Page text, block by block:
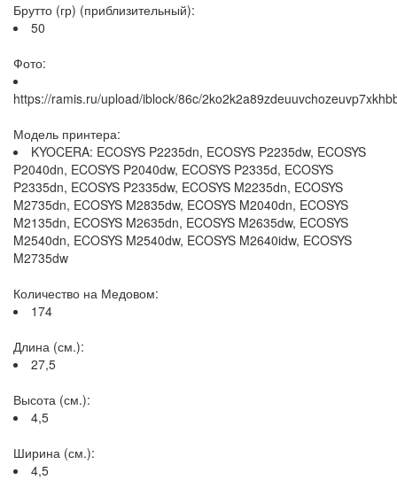
Брутто (гр) (приблизительный):
50
Фото:
https://ramis.ru/upload/iblock/86c/
Модель принтера:
KYOCERA: ECOSYS P2235dn, ECOSYS P2235dw, ECOSYS
P2040dn, ECOSYS P2040dw, ECOSYS P2335d, ECOSYS
P2335dn, ECOSYS P2335dw, ECOSYS M2235dn, ECOSYS
M2735dn, ECOSYS M2835dw, ECOSYS M2040dn, ECOSYS
M2135dn, ECOSYS M2635dn, ECOSYS M2635dw, ECOSYS
M2540dn, ECOSYS M2540dw, ECOSYS M2640idw, ECOSYS
M2735dw
Количество на Медовом:
174
Длина (см.):
27,5
Высота (см.):
4,5
Ширина (см.):
4,5